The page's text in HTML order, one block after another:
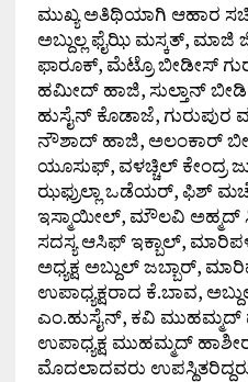
ಮುಖ್ಯ ಅತಿಥಿಯಾಗಿ ಆಹಾರ
ಅಬ್ದುಲ್ಲ ಫೈಝಿ ಮಸ್ಕತ್,
ಫಾರೂಕ್, ಮೆಟ್ರೊ ಬೀಡೀಸ್
ಹಮೀದ್ ಹಾಜಿ, ಸುಲ್ತಾನ್
ಹುಸೈನ್ ಕೊಡಾಜೆ,
ನೌಶಾದ್ ಹಾಜಿ, ಅಲಂಕಾರ್
ಯೂಸುಫ್, ವಳಚ್ಚಿಲ್ ಕೇಂದ್ರ
ಝಫ್ರುಲ್ಲಾ ಒಡೆಯರ್, ಫಿಶ್
ಇಸ್ಮಾಯೀಲ್, ಮೌಲವಿ ಅಹ್ಮದ್
ಸದಸ್ಯ ಆಸಿಫ್ ಇಕ್ಬಾಲ್,
ಅಧ್ಯಕ್ಷ ಅಬ್ದುಲ್ ಜಬ್ಬಾರ್,
ಉಪಾಧ್ಯಕ್ಷರಾದ ಕೆ.ಬಾವ,
ಎಂ.ಹುಸೈನ್, ಕವಿ ಮುಹಮ್ಮದ್
ಉಪಾಧ್ಯಕ್ಷ ಮುಹಮ್ಮದ್
ಮೊದಲಾದವರು